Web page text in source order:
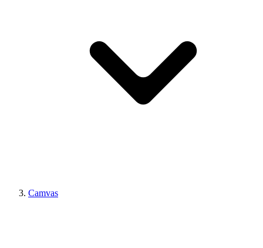
Camvas